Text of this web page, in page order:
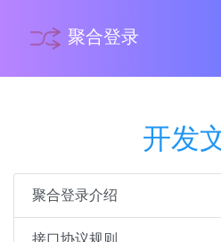
聚合登录
开发
聚合登录介绍
接口协议规则